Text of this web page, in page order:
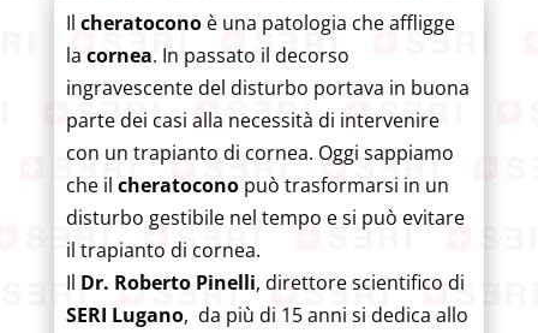
Il cheratoconoè una patologia che affligge
la cornea. In passato il decorso
ingravescente del disturbo portava in buona
parte dei casi alla necessità di intervenire
con un trapianto di cornea. Oggi sappiamo
che il cheratoconopuò trasformarsi in un
disturbo gestibile nel tempo e si può evitare
il trapianto di cornea.
Il Dr. Roberto Pinelli, direttore scientifico di
SERI Lugano, da più di 15 anni si dedica allo